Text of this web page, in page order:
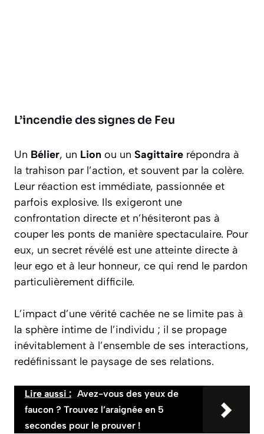
L’incendie des signes de Feu
Un Bélier, un Lion ou un Sagittaire répondra à
la trahison par l’action, et souvent par la colère.
Leur réaction est immédiate, passionnée et
parfois explosive. Ils exigeront une
confrontation directe et n’hésiteront pas à
couper les ponts de manière spectaculaire. Pour
eux, un secret révélé est une atteinte directe à
leur ego et à leur honneur, ce qui rend le pardon
particulièrement difficile.
L’impact d’une vérité cachée ne se limite pas à
la sphère intime de l’individu ; il se propage
inévitablement à l’ensemble de ses interactions,
redéfinissant le paysage de ses relations.
Lire aussi : Avez-vous des yeux de
faucon ? Trouvez l’araignée en 5
secondes pour le prouver !